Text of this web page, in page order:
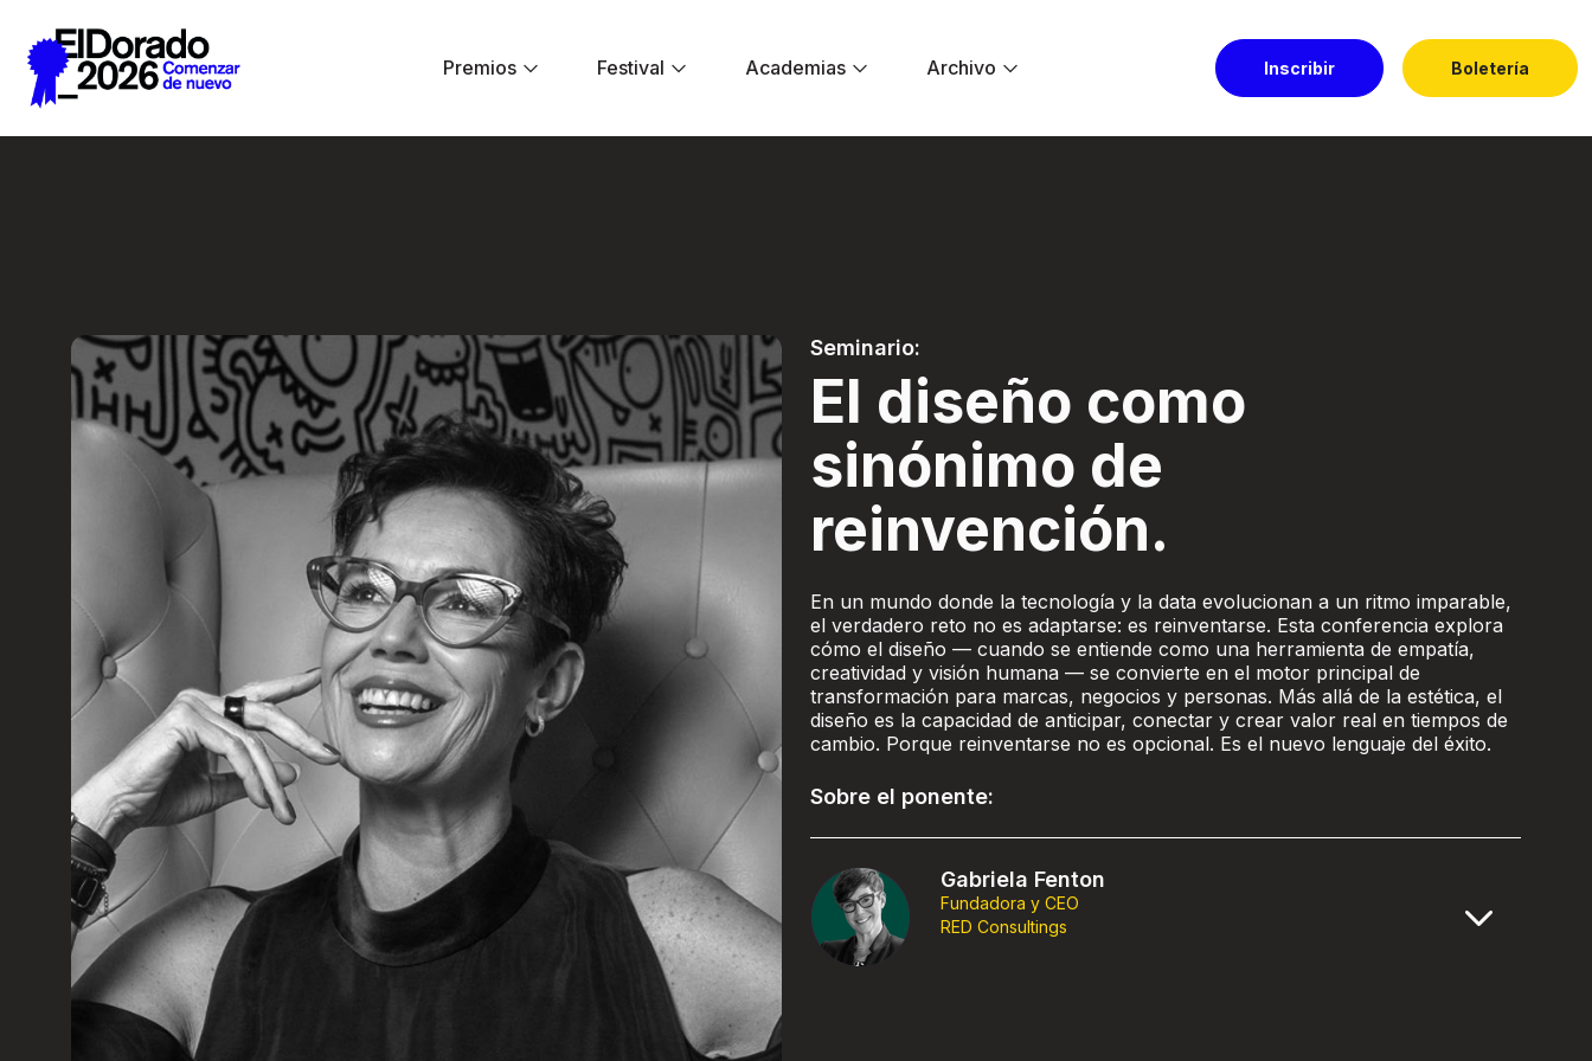
Premios
Festival Academias Archivo Inscribir Boletería
Seminario:
El diseño como
sinónimo de
reinvención.
En un mundo donde la tecnología y la data evolucionan a un ritmo imparable,
el verdadero reto no es adaptarse: es reinventarse. Esta conferencia explora
cómo el diseño — cuando se entiende como una herramienta de empatía,
creatividad y visión humana — se convierte en el motor principal de
transformación para marcas, negocios y personas. Más allá de la estética, el
diseño es la capacidad de anticipar, conectar y crear valor real en tiempos de
cambio. Porque reinventarse no es opcional. Es el nuevo lenguaje del éxito.
Sobre el ponente:
Gabriela Fenton
Fundadora y CEO
RED Consultings